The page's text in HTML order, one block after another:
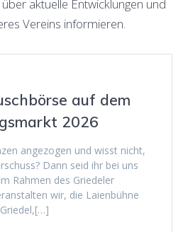
aktuelle Entwicklungen und
Vereins informieren.
auf dem
2026
angezogen und wisst nicht,
Dann seid ihr bei uns
Rahmen des Griedeler
wir, die Laienbühne
Griedel,[…]